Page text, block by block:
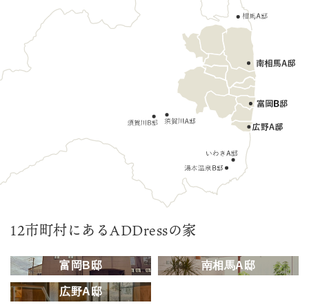
12市町村にあるADDressの家
富岡B邸 南相馬A邸
広野A邸